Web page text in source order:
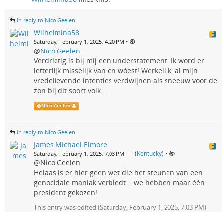
in reply to Nico Geelen
Wilhelmina58
Saturday, February 1, 2025, 4:20 PM •
@Nico Geelen
Verdrietig is bij mij een understatement. Ik word er
letterlijk misselijk van en wóest! Werkelijk, al mijn
vredelievende intenties verdwijnen als sneeuw voor de
zon bij dit soort volk...
@Nico Geelen
in reply to Nico Geelen
James Michael Elmore
Saturday, February 1, 2025, 7:03 PM — (Kentucky) •
@Nico Geelen
Helaas is er hier geen wet die het steunen van een
genocidale maniak verbiedt... we hebben maar één
president gekozen!
This entry was edited (Saturday, February 1, 2025, 7:03 PM)